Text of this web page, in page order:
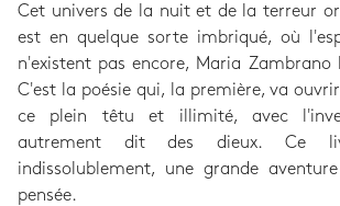
Cet univers de la nuit et de la terreur
est en quelque sorte imbriqué, où
n'existent pas encore, Maria Zambrano
C'est la poésie qui, la première, va
ce plein têtu et illimité, avec
autrement dit des dieux. Ce
indissolublement, une grande
pensée.